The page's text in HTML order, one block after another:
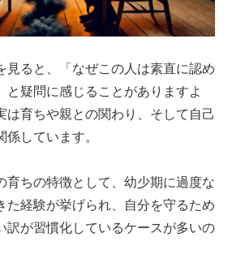
見ると、「なぜこの人は素直に認め
と疑問に感じることがありますよ
は育ちや親との関わり、そして自己
しています。
育ちの特徴として、幼少期に過度な
た経験が挙げられ、自分を守るため
訳が習慣化しているケースが多いの